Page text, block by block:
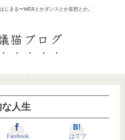
じまる〜WEBとかダンスとか妄想とか。
猫ブログ
人生
Facebook はてブ